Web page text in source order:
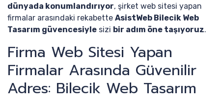
dünyada konumlandırıyor, şirket web sitesi yapan
firmalar arasındaki rekabette AsistWeb Bilecik Web
Tasarım güvencesiyle sizi bir adım öne taşıyoruz.
Firma Web Sitesi Yapan
Firmalar Arasında Güvenilir
Adres: Bilecik Web Tasarım